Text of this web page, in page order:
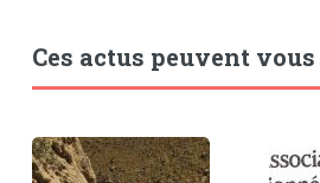
Ces actus peuvent